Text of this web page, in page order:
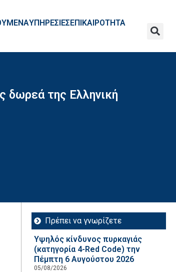
ΥΠΗΡΕΣΙΕΣΕΠΙΚΑΙΡΟΤΗΤΑ
δωρεά της Ελληνική
Πρέπει να γνωρίζετε
Υψηλός κίνδυνος πυρκαγιάς
(κατηγορία 4-Red Code) την
Πέμπτη 6 Αυγούστου 2026
05/08/2026